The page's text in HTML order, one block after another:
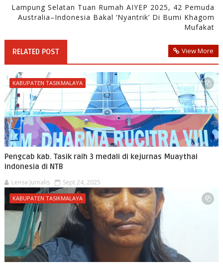
Lampung Selatan Tuan Rumah AIYEP 2025, 42 Pemuda
Australia–Indonesia Bakal ‘Nyantrik’ Di Bumi Khagom
Mufakat
RELATED POST View More
KABUPATEN TASIKMALAYA
Pengcab kab. Tasik raih 3 medali di kejurnas Muaythai
indonesia di NTB
Lensa Jurnalis Sept 24, 2025
KABUPATEN TASIKMALAYA